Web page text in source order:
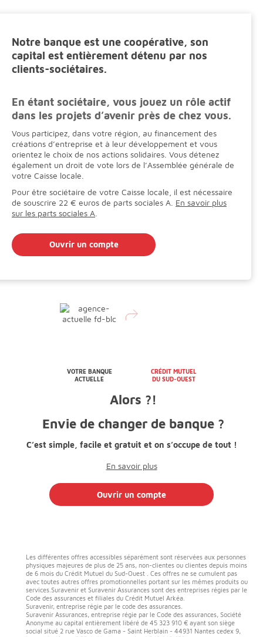
Notre banque est une coopérative, son
capital est entièrement détenu par nos
clients-sociétaires.
En étant sociétaire, vous jouez un rôle actif
dans les projets d’avenir près de chez vous.
Vous participez, dans votre région, au financement des
créations d’entreprise et à leur développement et vous
orientez le choix de nos actions solidaires. Vous détenez
également un droit de vote lors de l’Assemblée générale de
votre Caisse locale.
Pour être sociétaire de votre Caisse locale, il est nécessaire
de souscrire 22 € euros de parts sociales A. En savoir plus
sur les parts sociales A
Ouvrir un compte
VOTRE BANQUE
ACTUELLE
CRÉDIT MUTUEL
DU SUD-OUEST
Alors ?!
Envie de changer de banque ?
C’est simple, facile et gratuit et on s’occupe de tout !
En savoir plus
Ouvrir un compte
Les différentes offres accessibles séparément sont réservées aux personnes
physiques majeures de plus de 25 ans, non-clientes ou clientes depuis moins
de 6 mois du Crédit Mutuel du Sud-Ouest . Ces offres ne se cumulent pas
avec toutes autres offres promotionnelles portant sur les mêmes produits ou
services.Suravenir et Suravenir Assurances sont des entreprises régies par le
Code des assurances et filiales du Crédit Mutuel Arkéa.
Suravenir, entreprise régie par le code des assurances.
Suravenir Assurances, entreprise régie par le Code des assurances, Société
Anonyme au capital entièrement libéré de 45 323 910 € ayant son siège
social situé 2 rue Vasco de Gama - Saint Herblain - 44931 Nantes cedex 9,